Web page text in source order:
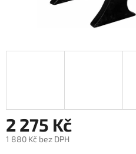
2 275 Kč
1 880 Kč bez DPH